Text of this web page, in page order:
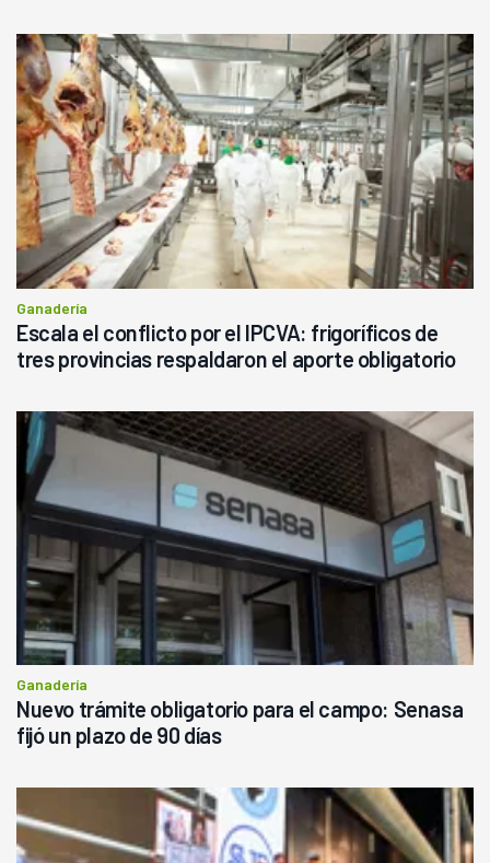
Ganadería
Escala el conflicto por el IPCVA: frigoríficos de
tres provincias respaldaron el aporte obligatorio
Ganadería
Nuevo trámite obligatorio para el campo: Senasa
fijó un plazo de 90 días